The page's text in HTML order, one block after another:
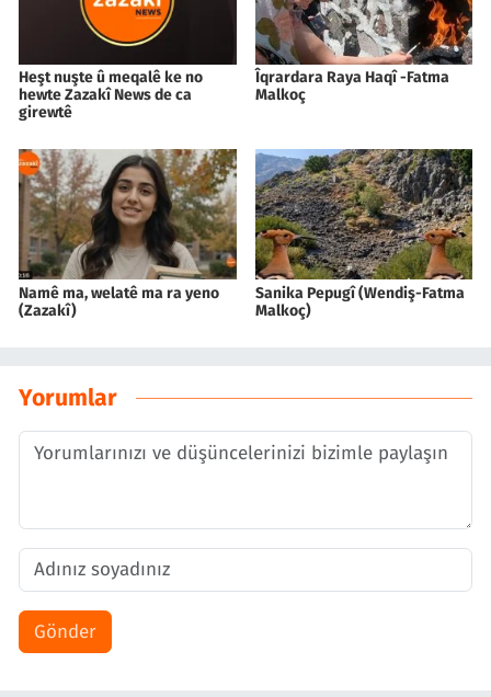
Heşt nuşte û meqalê ke no
hewte Zazakî News de ca
girewtê
Îqrardara Raya Haqî -Fatma
Malkoç
Namê ma, welatê ma ra yeno
(Zazakî)
Sanika Pepugî (Wendiş-Fatma
Malkoç)
Yorumlar
Gönder